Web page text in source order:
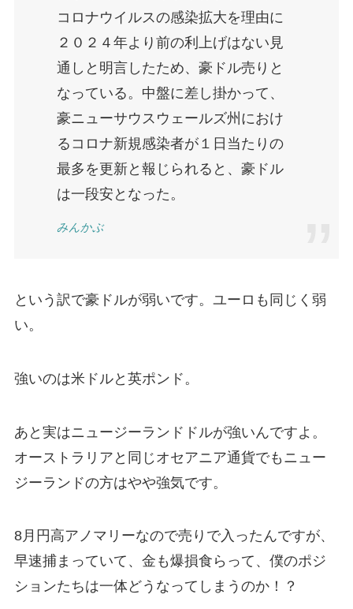
コロナウイルスの感染拡大を理由に
２０２４年より前の利上げはない見
通しと明言したため、豪ドル売りと
なっている。中盤に差し掛かって、
豪ニューサウスウェールズ州におけ
るコロナ新規感染者が１日当たりの
最多を更新と報じられると、豪ドル
は一段安となった。
という訳で豪ドルが弱いです。ユーロも同じく弱
い。
強いのは米ドルと英ポンド。
あと実はニュージーランドドルが強いんですよ。
オーストラリアと同じオセアニア通貨でもニュー
ジーランドの方はやや強気です。
8月円高アノマリーなので売りで入ったんですが、
早速捕まっていて、金も爆損食らって、僕のポジ
ションたちは一体どうなってしまうのか！？